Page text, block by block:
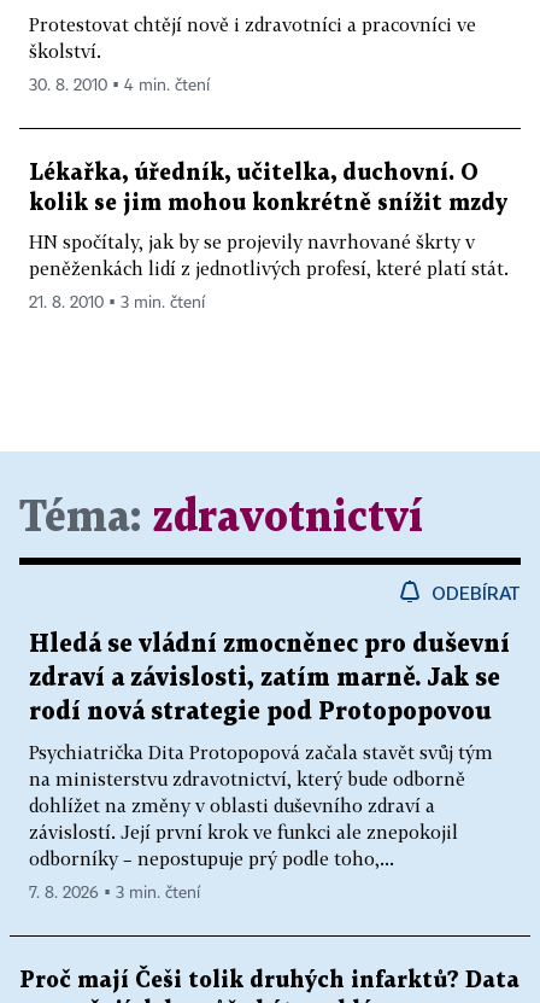
Protestovat chtějí nově i zdravotníci a pracovníci ve
školství.
30. 8. 2010 ▪ 4 min. čtení
Lékařka, úředník, učitelka, duchovní. O
kolik se jim mohou konkrétně snížit mzdy
HN spočítaly, jak by se projevily navrhované škrty v
peněženkách lidí z jednotlivých profesí, které platí stát.
21. 8. 2010 ▪ 3 min. čtení
Téma: zdravotnictví
ODEBÍRAT
Hledá se vládní zmocněnec pro duševní
zdraví a závislosti, zatím marně. Jak se
rodí nová strategie pod Protopopovou
Psychiatrička Dita Protopopová začala stavět svůj tým
na ministerstvu zdravotnictví, který bude odborně
dohlížet na změny v oblasti duševního zdraví a
závislostí. Její první krok ve funkci ale znepokojil
odborníky – nepostupuje prý podle toho,...
7. 8. 2026 ▪ 3 min. čtení
Proč mají Češi tolik druhých infarktů? Data